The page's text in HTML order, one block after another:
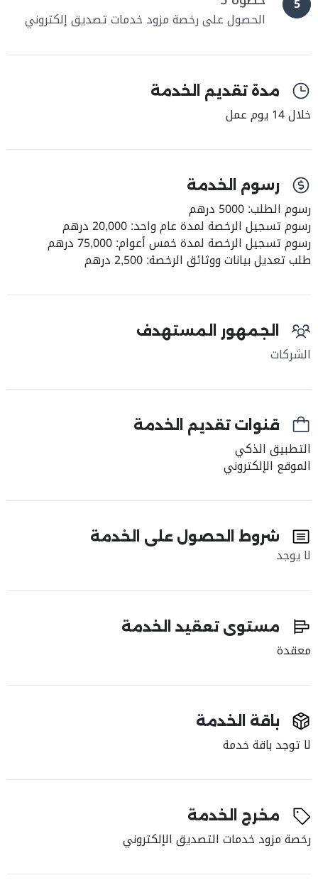
الحصول على رخصة مزود خدمات تصديق إلكتروني
مدة تقديم الخدمة
خلال 14 يوم عمل
رسوم الخدمة
رسوم الطلب: 5000 درهم
رسوم تسجيل الرخصة لمدة عام واحد: 20,000 درهم
رسوم تسجيل الرخصة لمدة خمس أعوام: 75,000 درهم
طلب تعديل بيانات ووثائق الرخصة: 2,500 درهم
الجمهور المستهدف
الشركات
قنوات تقديم الخدمة
التطبيق الذكي
الموقع الإلكتروني
شروط الحصول على الخدمة
لا يوجد
مستوى تعقيد الخدمة
معقدة
باقة الخدمة
لا توجد باقة خدمة
مخرج الخدمة
رخصة مزود خدمات التصديق الإلكتروني